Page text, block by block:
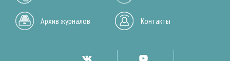
Архив журналов Контакты